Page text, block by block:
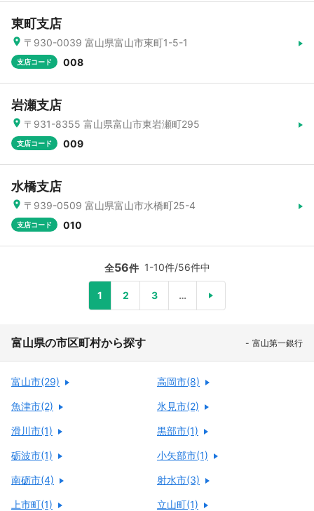
東町支店
〒930-0039 富山県富山市東町1-5-1
支店コード 008
岩瀬支店
〒931-8355 富山県富山市東岩瀬町295
支店コード 009
水橋支店
〒939-0509 富山県富山市水橋町25-4
支店コード 010
全56件 1-10件/56件中
1 2 3 …
富山県の市区町村から探す 富山第一銀行
富山市(29) 高岡市(8)
魚津市(2) 氷見市(2)
滑川市(1) 黒部市(1)
砺波市(1) 小矢部市(1)
南砺市(4) 射水市(3)
上市町(1) 立山町(1)